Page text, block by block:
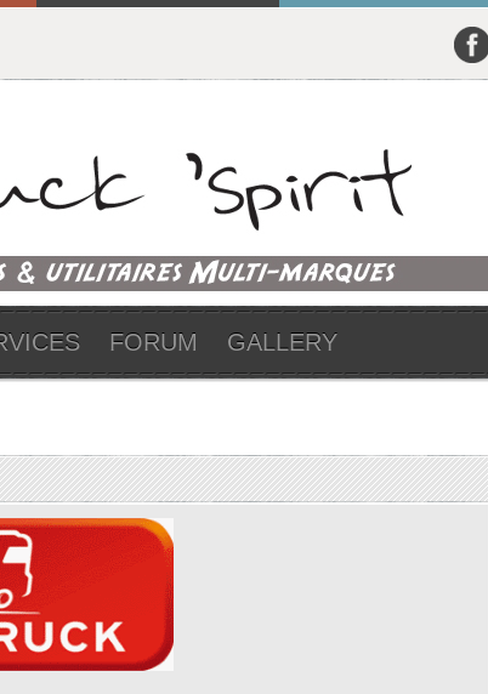
FORUM GALLERY